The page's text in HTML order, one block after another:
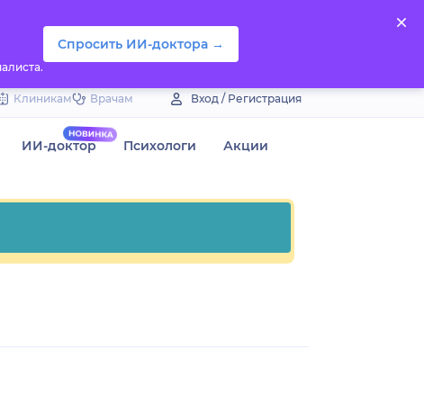
Спросить ИИ-доктора →
Клиникам Врачам Вход / Регистрация
ИИ-доктор Психологи Акции